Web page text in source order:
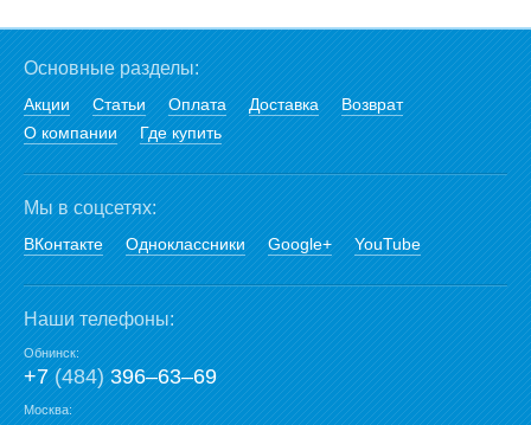
Основные разделы:
Акции Статьи Оплата Доставка
Возврат
О компании
Где купить
Мы в соцсетях:
ВКонтакте Одноклассники Google+ YouTube
Наши телефоны:
Обнинск:
+7(484)396‒63‒69
Москва: